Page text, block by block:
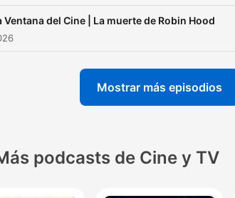
Ventana del Cine | La muerte de Robin Hood
Mostrar más episodios
podcasts de Cine y TV